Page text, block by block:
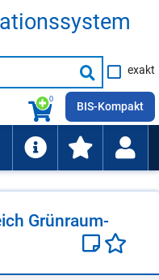
Suche
starten
exakt
0
BIS-Kompakt
Grün­raum­